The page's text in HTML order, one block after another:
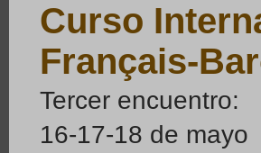
Curso
Français-
Tercer encuentro:
16-17-18 de mayo